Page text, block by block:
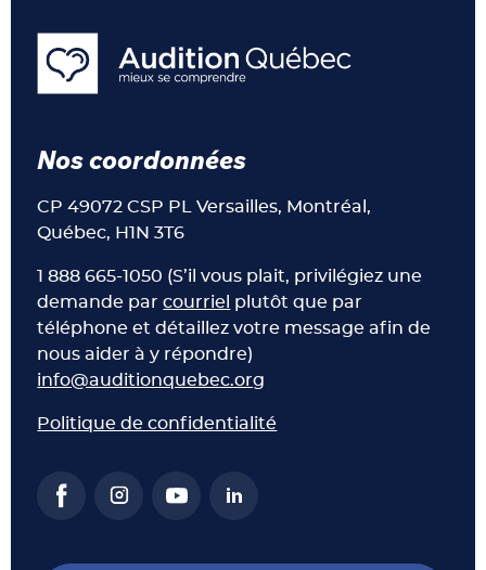
Nos coordonnées
CP 49072 CSP PL Versailles, Montréal,
Québec, H1N 3T6
1 888 665-1050 (S’il vous plait, privilégiez une
demande parcourriel plutôt que par
téléphone et détaillez votre message afin de
nous aider à y répondre)
info@auditionquebec.org
Politique de confidentialité